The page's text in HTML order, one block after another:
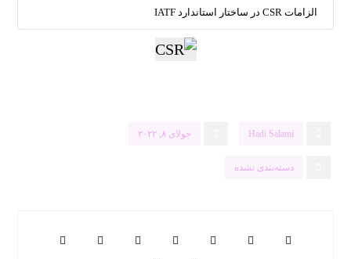
الزامات CSR در ساختار استاندارد IATF
Hadi Salami جولای ۸, ۲۰۲۲
دسته‌بندی نشده